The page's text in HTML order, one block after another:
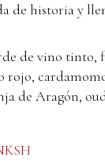
de historia y
de vino tinto,
de Aragón,